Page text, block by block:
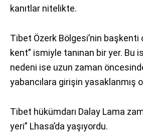
kanıtlar nitelikte.
Tibet Özerk Bölgesi’nin başkenti
kent” ismiyle tanınan bir yer. Bu
nedeni ise uzun zaman
yabancılara girişin yasaklanmış
Tibet hükümdarı Dalay Lama
yeri” Lhasa’da yaşıyordu.